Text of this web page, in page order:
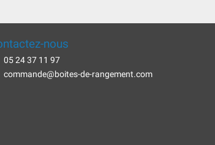
nous
05 24 37 11 97
commande@boites-de-rangement.com